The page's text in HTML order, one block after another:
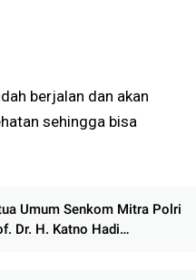
berjalan dan akan
sehingga bisa
Umum Senkom Mitra Polri
Dr. H. Katno Hadi